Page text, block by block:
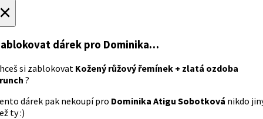
dárek pro Dominika…
si zablokovat Kožený růžový řemínek + zlatá ozdoba
?
dárek pak nekoupí pro Dominika Atigu Sobotková nikdo
ty :)